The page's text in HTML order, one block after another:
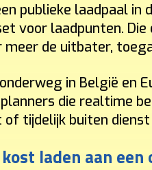
publieke laadpaal
voor laadpunten.
meer de uitbater,
in België en
die realtime
of tijdelijk buiten dienst
laden aan een